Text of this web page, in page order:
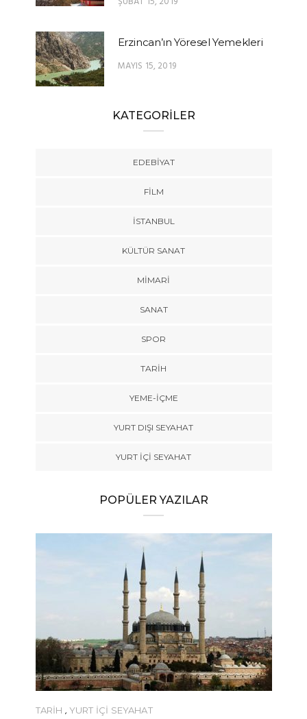
Erzincan’ın Yöresel Yemekleri
MAYIS 15, 2019
KATEGORİLER
EDEBIYAT
FILM
İSTANBUL
KÜLTÜR SANAT
MIMARI
SANAT
SPOR
TARİH
YEME-İÇME
YURT DIŞI SEYAHAT
YURT İÇİ SEYAHAT
POPÜLER YAZILAR
TARİH , YURT İÇİ SEYAHAT